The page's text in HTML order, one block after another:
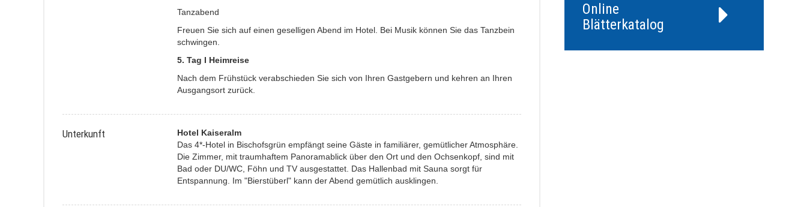
Tanzabend
Freuen Sie sich auf einen geselligen Abend im Hotel. Bei Musik können Sie das Tanzbein
schwingen.
5. Tag I Heimreise
Nach dem Frühstück verabschieden Sie sich von Ihren Gastgebern und kehren an Ihren
Ausgangsort zurück.
Unterkunft
Hotel Kaiseralm
Das 4*-Hotel in Bischofsgrün empfängt seine Gäste in familiärer, gemütlicher Atmosphäre.
Die Zimmer, mit traumhaftem Panoramablick über den Ort und den Ochsenkopf, sind mit
Bad oder DU/WC, Föhn und TV ausgestattet. Das Hallenbad mit Sauna sorgt für
Entspannung. Im "Bierstüberl" kann der Abend gemütlich ausklingen.
Online
Blätterkatalog